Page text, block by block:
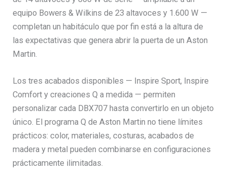
equipo Bowers & Wilkins de 23 altavoces y 1.600 W —
completan un habitáculo que por fin está a la altura de
las expectativas que genera abrir la puerta de un Aston
Martin.
Los tres acabados disponibles — Inspire Sport, Inspire
Comfort y creaciones Q a medida — permiten
personalizar cada DBX707 hasta convertirlo en un objeto
único. El programa Q de Aston Martin no tiene límites
prácticos: color, materiales, costuras, acabados de
madera y metal pueden combinarse en configuraciones
prácticamente ilimitadas.